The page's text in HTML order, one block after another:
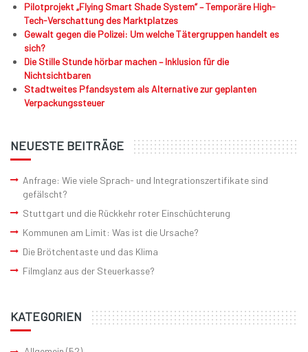
Pilotprojekt „Flying Smart Shade System“ – Temporäre High-
Tech-Verschattung des Marktplatzes
Gewalt gegen die Polizei: Um welche Tätergruppen handelt es
sich?
Die Stille Stunde hörbar machen – Inklusion für die
Nichtsichtbaren
Stadtweites Pfandsystem als Alternative zur geplanten
Verpackungssteuer
NEUESTE BEITRÄGE
Anfrage: Wie viele Sprach- und Integrationszertifikate sind
gefälscht?
Stuttgart und die Rückkehr roter Einschüchterung
Kommunen am Limit: Was ist die Ursache?
Die Brötchentaste und das Klima
Filmglanz aus der Steuerkasse?
KATEGORIEN